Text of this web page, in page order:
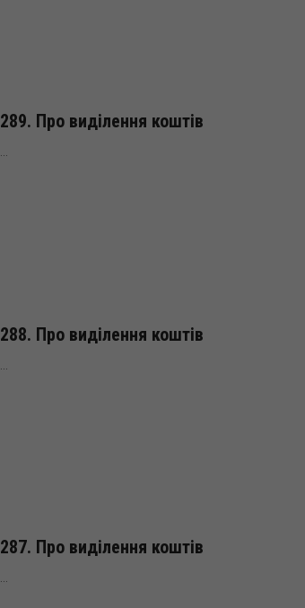
289. Про виділення коштів
...
288. Про виділення коштів
287. Про виділення коштів
...